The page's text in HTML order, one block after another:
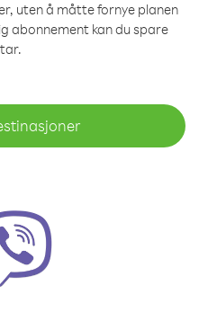
uten å måtte fornye planen
abonnement kan du spare